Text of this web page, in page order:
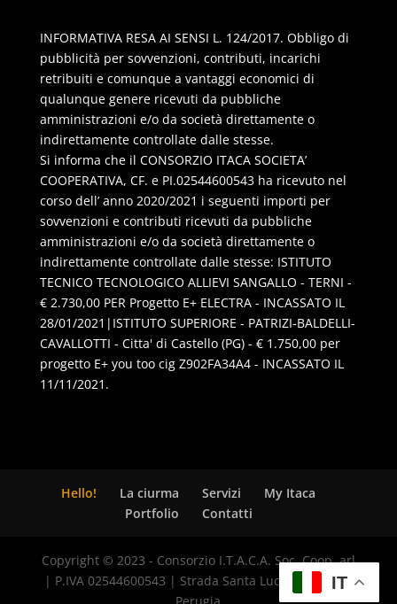
INFORMATIVA RESA AI SENSI L. 124/2017. Obbligo di
pubblicità per sovvenzioni, contributi, incarichi
retribuiti e comunque a vantaggi economici di
qualunque genere ricevuti da pubbliche
amministrazioni e/o da società direttamente o
indirettamente controllate dalle stesse.
Si informa che il CONSORZIO ITACA SOCIETA’
COOPERATIVA, CF. e PI.02544600543 ha ricevuto nel
corso dell’ anno 2020/2021 i seguenti importi per
sovvenzioni e contributi ricevuti da pubbliche
amministrazioni e/o da società direttamente o
indirettamente controllate dalle stesse: ISTITUTO
TECNICO TECNOLOGICO ALLIEVI SANGALLO - TERNI -
€ 2.730,00 PER Progetto E+ ELECTRA - INCASSATO IL
28/01/2021|ISTITUTO SUPERIORE - PATRIZI-BALDELLI-
CAVALLOTTI - Citta' di Castello (PG) - € 1.750,00 per
progetto E+ you too cig Z902FA34A4 - INCASSATO IL
11/11/2021.
Hello! La ciurma Servizi
My Itaca
Portfolio
Contatti
Copyright © 2023 - Consorzio I.T.A.C.A. Soc. Coop. arl
| P.IVA 02544600543 | Strada Santa Lucia, 8 - 06125
Perugia
IT